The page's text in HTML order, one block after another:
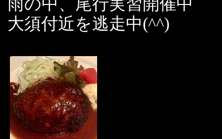
雨の中、尾行実習開催中
大須付近を逃走中(^^)